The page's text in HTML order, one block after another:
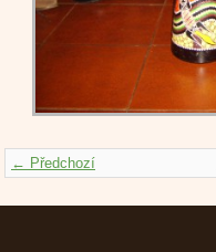
← Předchozí